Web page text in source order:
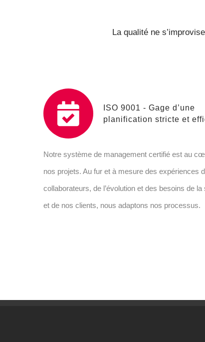
La qualité ne
ISO 9001 - Gage d’une
planification stricte et
Notre système de management certifié est au
nos projets. Au fur et à mesure des expériences
collaborateurs, de l’évolution et des besoins de la
et de nos clients, nous adaptons nos processus.